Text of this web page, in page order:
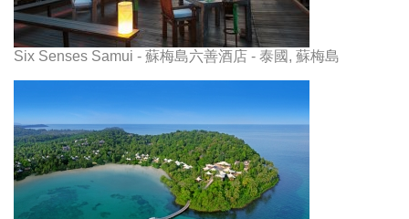
Six Senses Samui - 蘇梅島六善酒店 - 泰國, 蘇梅島